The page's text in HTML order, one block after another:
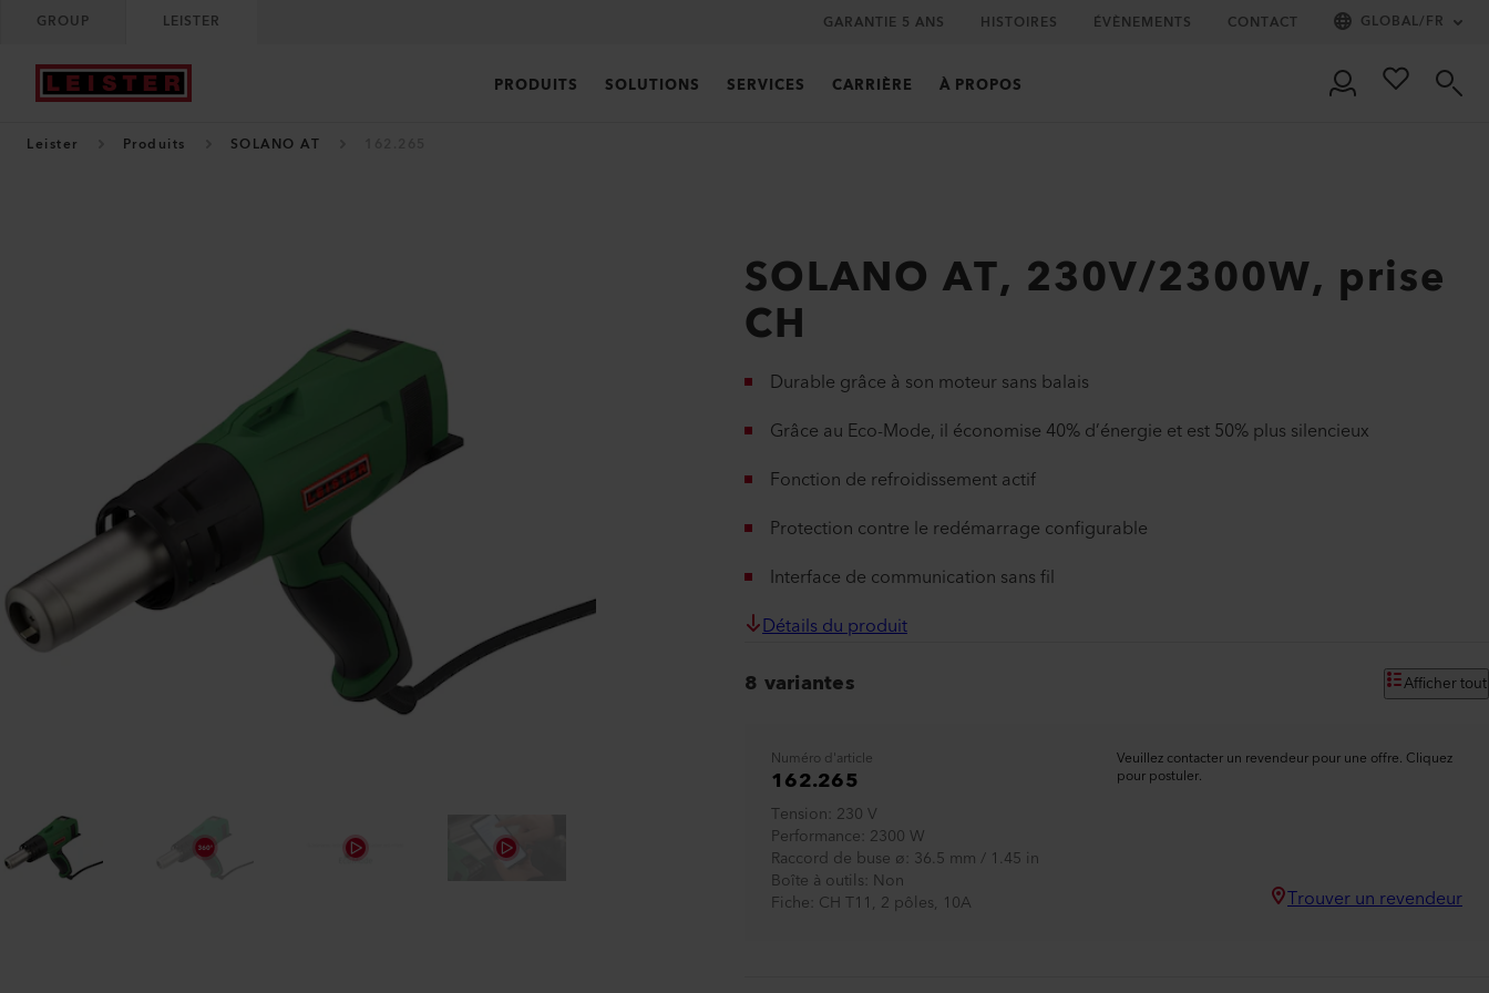
GROUP LEISTER GARANTIE 5 ANS HISTOIRES ÉVÈNEMENTS CONTACT GLOBAL/FR
PRODUITS SOLUTIONS SERVICES CARRIÈRE À PROPOS
Leister Produits SOLANO AT
SOLANO AT, 230V/2300W, prise
CH
Durable grâce à son moteur sans balais
Grâce au Eco-Mode, il économise 40% d’énergie et est 50% plus silencieux
Fonction de refroidissement actif
Protection contre le redémarrage configurable
Interface de communication sans fil
Détails du produit
8 variantes Afficher tout
Numéro d'article
162.265
Tension 230 V
Performance 2300 W
Raccord de buse ø 36.5 mm / 1.45 in
Boîte à outils Non
Fiche CH T11, 2 pôles, 10A
Veuillez contacter un revendeur pour une offre. Cliquez
pour postuler.
Trouver un revendeur